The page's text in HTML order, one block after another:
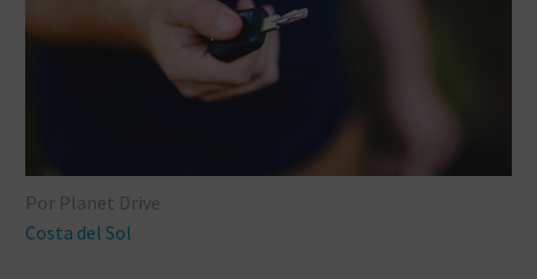
Por Planet Drive
Costa del Sol